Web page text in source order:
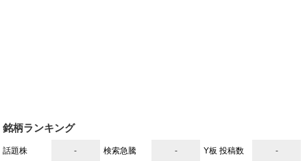
銘柄ランキング
話題株 - 検索急騰 - Y板 投稿数 -